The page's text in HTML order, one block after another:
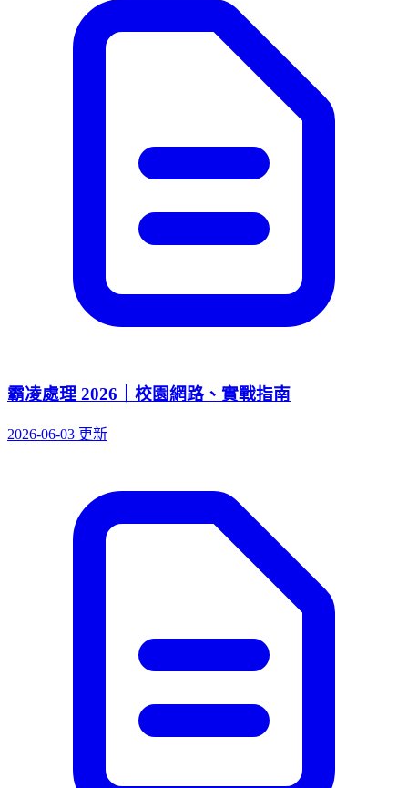
霸凌處理 2026｜校園網路、實戰指南
2026-06-03 更新